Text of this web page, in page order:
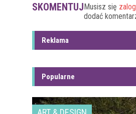
SKOMENTUJMusisz się
dodać
Reklama
Popularne